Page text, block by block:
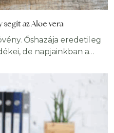
segít az Aloe vera
Őshazája eredetileg
de napjainkban a
amerikai kontinensen is
400 fajtája ismert.
rendelkezik gyógyító
az Aloe Barbadensis
legalkalmasabb és a